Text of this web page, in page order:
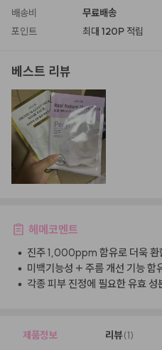
배송비
무료배송
포인트
최대 120P 적립
베스트 리뷰
헤메코멘트
• 진주 1,000ppm 함유로 더욱 환
• 미백기능성 + 주름 개선 기능 함
• 각종 피부 진정에 필요한 유효 성
제품정보 리뷰(1)